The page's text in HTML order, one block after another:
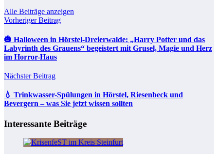
Alle Beiträge anzeigen
Vorheriger Beitrag
🎃 Halloween in Hörstel-Dreierwalde: „Harry Potter und das
Labyrinth des Grauens“ begeistert mit Grusel, Magie und Herz
im Horror-Haus
Nächster Beitrag
💧 Trinkwasser-Spülungen in Hörstel, Riesenbeck und
Bevergern – was Sie jetzt wissen sollten
Interessante Beiträge